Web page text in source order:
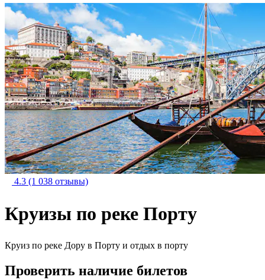
4.3 (1 038 отзывы)
Круизы по реке Порту
Круиз по реке Дору в Порту и отдых в порту
Проверить наличие билетов